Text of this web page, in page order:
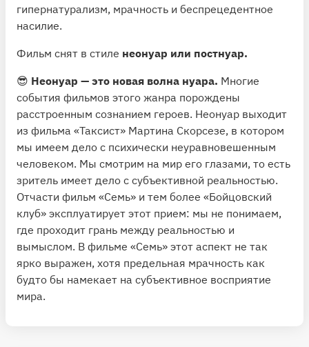
гипернатурализм, мрачность и беспрецедентное
насилие.
Фильм снят в стиле неонуар или постнуар.
😎 Неонуар — это новая волна нуара. Многие
события фильмов этого жанра порождены
расстроенным сознанием героев. Неонуар выходит
из фильма «Таксист» Мартина Скорсезе, в котором
мы имеем дело с психически неуравновешенным
человеком. Мы смотрим на мир его глазами, то есть
зритель имеет дело с субъективной реальностью.
Отчасти фильм «Семь» и тем более «Бойцовский
клуб» эксплуатирует этот прием: мы не понимаем,
где проходит грань между реальностью и
вымыслом. В фильме «Семь» этот аспект не так
ярко выражен, хотя предельная мрачность как
будто бы намекает на субъективное восприятие
мира.